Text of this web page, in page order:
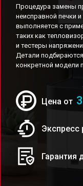
Процедура замены
неисправной печки
выполняется с
таких как
и тестеры
Детали
конкретной модели
Цена от
Экспресс
Гарантия